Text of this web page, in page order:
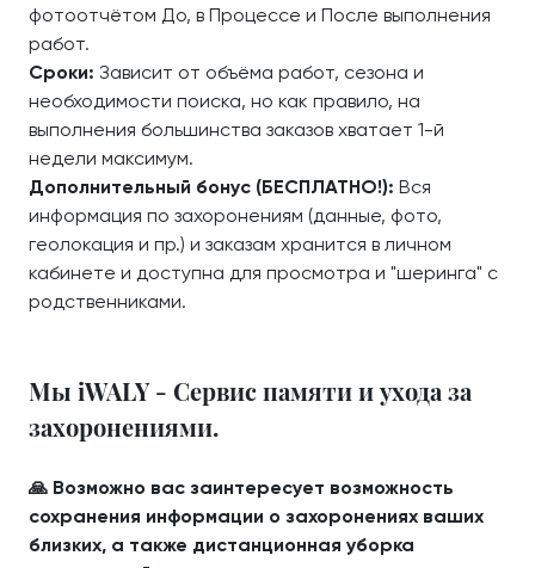
фотоотчётом До, в Процессе и После выполнения
работ.
Сроки: Зависит от объёма работ, сезона и
необходимости поиска, но как правило, на
выполнения большинства заказов хватает 1-й
недели максимум.
Дополнительный бонус (БЕСПЛАТНО!): Вся
информация по захоронениям (данные, фото,
геолокация и пр.) и заказам хранится в личном
кабинете и доступна для просмотра и "шеринга" с
родственниками.
Мы iWALY - Сервис памяти и ухода за
захоронениями.
🙏 Возможно вас заинтересует возможность
сохранения информации о захоронениях ваших
близких, а также дистанционная уборка